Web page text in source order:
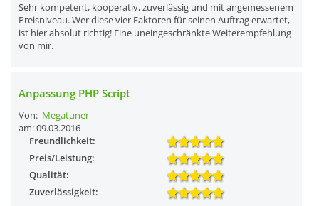
Sehr kompetent, kooperativ, zuverlässig und mit angemessenem
Preisniveau. Wer diese vier Faktoren für seinen Auftrag erwartet,
ist hier absolut richtig! Eine uneingeschränkte Weiterempfehlung
von mir.
Anpassung PHP Script
Von: Megatuner
am: 09.03.2016
Freundlichkeit:
Preis/Leistung:
Qualität:
Zuverlässigkeit: